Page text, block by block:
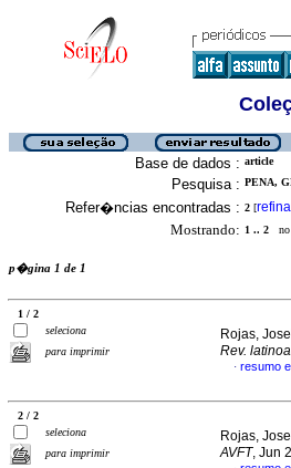
Base de dados : article
Pesquisa : PENA,
Refer�ncias encontradas : 2 [
Mostrando: 1 .. 2 no
p�gina 1 de 1
1 / 2
seleciona
para imprimir
Rojas,
Rev.
· resumo
2 / 2
seleciona
para imprimir
Rojas,
AVFT, Jun